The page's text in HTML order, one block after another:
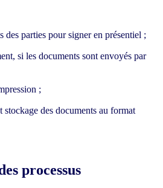
des parties pour signer en présentiel ;
si les documents sont envoyés par
;
stockage des documents au format
processus